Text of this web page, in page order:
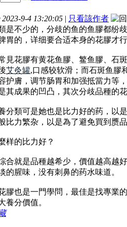
9-4 13:20:05 | 只看該作者
是不少的，分歧的鱼的鱼膠都纷
胃的，详细要合适本身的花膠才
見花膠有黄花鱼膠、鳘鱼膠、石
艾灸罐,口感较软滑；而石斑鱼膠
护膚，调节肠胃和加强抵當力等
其成果的凹凸，其次分歧品種的
分類可是她也是比力好的药，以
比力繁杂，以是為了避免買到赝
样的比力好？
合就是品種越希少，價值越高越
的腥味，没有刺鼻的药水味道。
膠也是一門學問，最佳是找專業
養分價值。